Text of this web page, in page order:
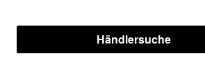
Händlersuche